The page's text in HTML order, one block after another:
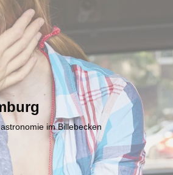
im Billebecken